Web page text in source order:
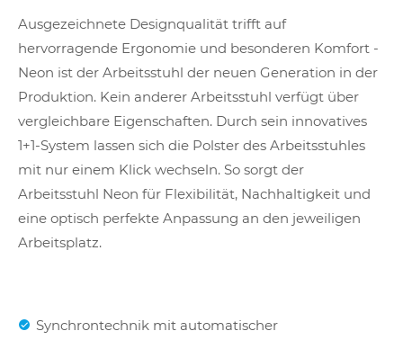
Ausgezeichnete Designqualität trifft auf
hervorragende Ergonomie und besonderen Komfort -
Neon ist der Arbeitsstuhl der neuen Generation in der
Produktion. Kein anderer Arbeitsstuhl verfügt über
vergleichbare Eigenschaften. Durch sein innovatives
1+1-System lassen sich die Polster des Arbeitsstuhles
mit nur einem Klick wechseln. So sorgt der
Arbeitsstuhl Neon für Flexibilität, Nachhaltigkeit und
eine optisch perfekte Anpassung an den jeweiligen
Arbeitsplatz.
Synchrontechnik mit automatischer